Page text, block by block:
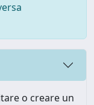
o creare un